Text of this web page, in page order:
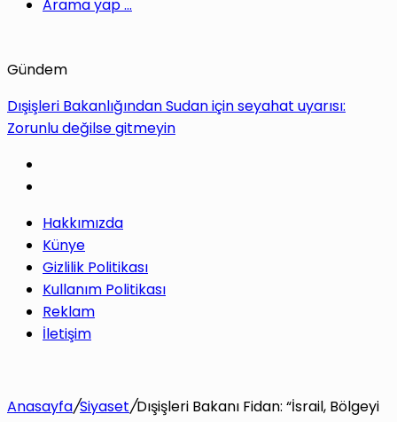
Arama yap ...
Gündem
Dışişleri Bakanlığından Sudan için seyahat uyarısı:
Zorunlu değilse gitmeyin
Hakkımızda
Künye
Gizlilik Politikası
Kullanım Politikası
Reklam
İletişim
Anasayfa/Siyaset/Dışişleri Bakanı Fidan: “İsrail, Bölgeyi